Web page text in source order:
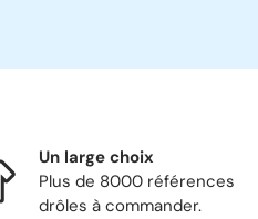
Un large choix
Plus de 8000 références
drôles à commander.